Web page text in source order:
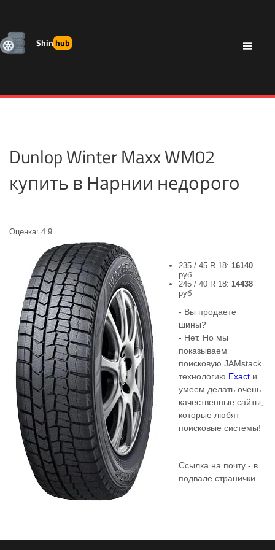
Shinhub
Dunlop Winter Maxx WM02
купить в Нарнии недорого
Оценка: 4.9
235 / 45 R 18: 16140
руб
245 / 40 R 18: 14438
руб
- Вы продаете
шины?
- Нет. Но мы
показываем
поисковую JAMstack
технологию Exact и
умеем делать очень
качественные сайты,
которые любят
поисковые системы!
Ссылка на почту - в
подвале странички.